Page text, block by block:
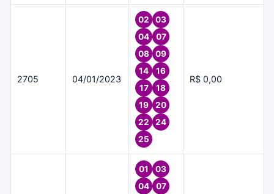
2705 04/01/2023
02
03
04
07
08
09
14
16
17
18
19
20
22
24
25
R$ 0,00
01
03
04
07